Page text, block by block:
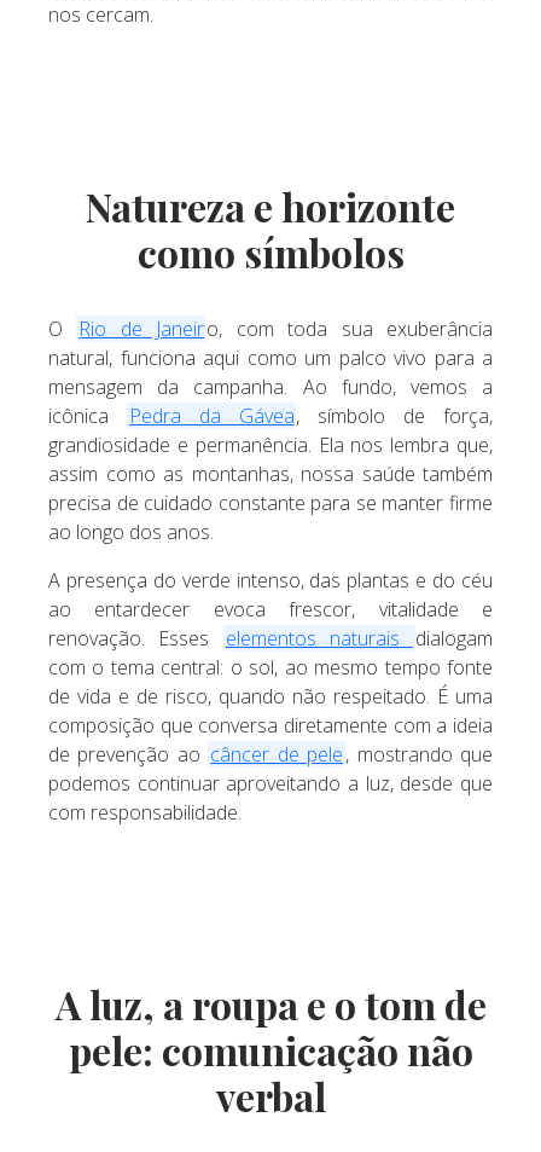
nos cercam.
Natureza e horizonte
como símbolos
O Rio de Janeiro, com toda sua exuberância
natural, funciona aqui como um palco vivo para a
mensagem da campanha. Ao fundo, vemos a
icônica
Pedra da Gávea, símbolo de força,
grandiosidade e permanência. Ela nos lembra que,
assim como as montanhas, nossa saúde também
precisa de cuidado constante para se manter firme
ao longo dos anos.
A presença do verde intenso, das plantas e do céu
ao entardecer evoca frescor, vitalidade e
renovação. Esses
elementos naturais
dialogam
com o tema central: o sol, ao mesmo tempo fonte
de vida e de risco, quando não respeitado. É uma
composição que conversa diretamente com a ideia
de prevenção ao câncer de pele, mostrando que
podemos continuar aproveitando a luz, desde que
com responsabilidade.
A luz, a roupa e o tom de
pele: comunicação não
verbal